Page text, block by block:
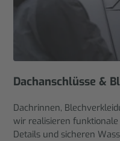
Dachanschlüsse &
Dachrinnen,
wir realisieren
Details und sicheren